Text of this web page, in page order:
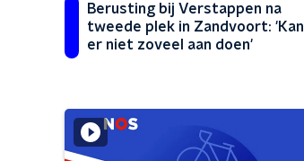
Berusting bij Verstappen na
tweede plek in Zandvoort: 'Kan
er niet zoveel aan doen'